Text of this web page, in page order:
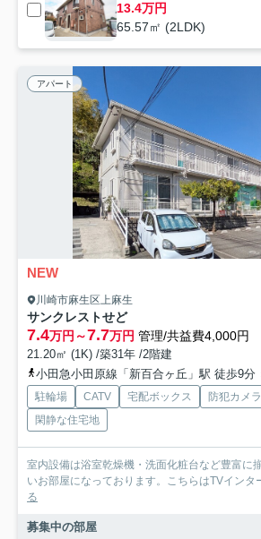
13.4万円
65.57㎡ (2LDK)
アパート
NEW
川崎市麻生区上麻生
サンクレストせど
7.4万円～7.7万円 管理/共益費4,000円
21.20㎡ (1K) /築31年 /2階建
小田急小田原線「新百合ヶ丘」駅 徒歩9分
駐輪場 CATV 宅配ボックス 防犯カメラ
閑静な住宅地
室内設備は浴室乾燥機・洗面化粧台など豊富に
いお部屋になっております。こちらはTVインタ
る
募集中の部屋